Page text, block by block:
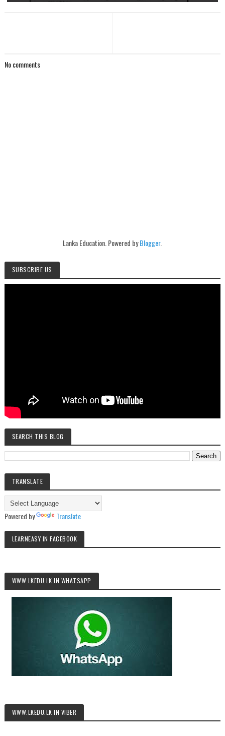
No comments
Lanka Education. Powered byBlogger.
SUBSCRIBE US
SEARCH THIS BLOG
TRANSLATE
Powered by Translate
LEARNEASY IN FACEBOOK
WWW.LKEDU.LK IN WHATSAPP
WWW.LKEDU.LK IN VIBER